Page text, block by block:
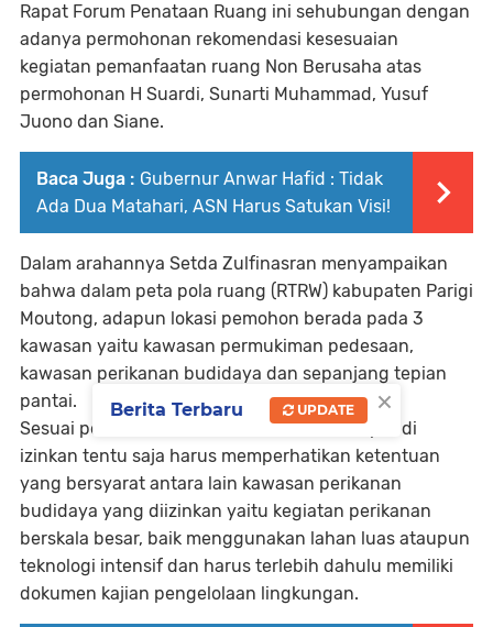
Rapat Forum Penataan Ruang ini sehubungan dengan
adanya permohonan rekomendasi kesesuaian
kegiatan pemanfaatan ruang Non Berusaha atas
permohonan H Suardi, Sunarti Muhammad, Yusuf
Juono dan Siane.
Baca Juga : Gubernur Anwar Hafid : Tidak
Ada Dua Matahari, ASN Harus Satukan Visi!
Dalam arahannya Setda Zulfinasran menyampaikan
bahwa dalam peta pola ruang (RTRW) kabupaten Parigi
Moutong, adapun lokasi pemohon berada pada 3
kawasan yaitu kawasan permukiman pedesaan,
kawasan perikanan budidaya dan sepanjang tepian
pantai.
Sesuai peraturan zonasi lokasi tersebut dapat di
izinkan tentu saja harus memperhatikan ketentuan
yang bersyarat antara lain kawasan perikanan
budidaya yang diizinkan yaitu kegiatan perikanan
berskala besar, baik menggunakan lahan luas ataupun
teknologi intensif dan harus terlebih dahulu memiliki
dokumen kajian pengelolaan lingkungan.
×
Berita Terbaru UPDATE